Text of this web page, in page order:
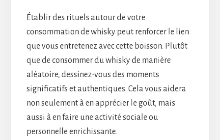
Établir des rituels autour de votre
consommation de whisky peut renforcer le lien
que vous entretenez avec cette boisson. Plutôt
que de consommer du whisky de manière
aléatoire, dessinez-vous des moments
significatifs et authentiques. Cela vous aidera
non seulement à en apprécier le goût, mais
aussi à en faire une activité sociale ou
personnelle enrichissante.